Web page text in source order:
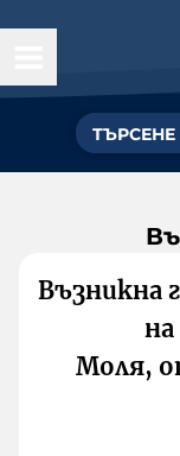
Възникна
Моля,